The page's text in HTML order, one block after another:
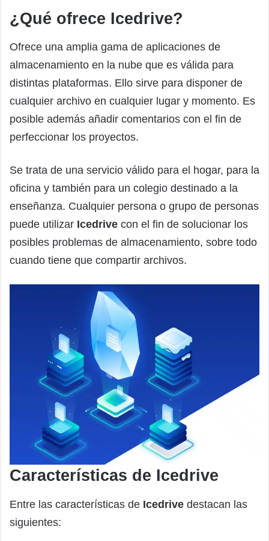
¿Qué ofrece Icedrive?
Ofrece una amplia gama de aplicaciones de
almacenamiento en la nube que es válida para
distintas plataformas. Ello sirve para disponer de
cualquier archivo en cualquier lugar y momento. Es
posible además añadir comentarios con el fin de
perfeccionar los proyectos.
Se trata de una servicio válido para el hogar, para la
oficina y también para un colegio destinado a la
enseñanza. Cualquier persona o grupo de personas
puede utilizar Icedrive con el fin de solucionar los
posibles problemas de almacenamiento, sobre todo
cuando tiene que compartir archivos.
Características de Icedrive
Entre las características de Icedrive destacan las
siguientes: